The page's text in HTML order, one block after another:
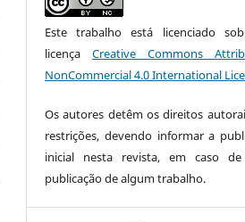
Este trabalho está licenciado
licençaCreative Commons
NonCommercial 4.0 International
Os autores detêm os direitos
restrições, devendo informar a
inicial nesta revista, em caso
publicação de algum trabalho.